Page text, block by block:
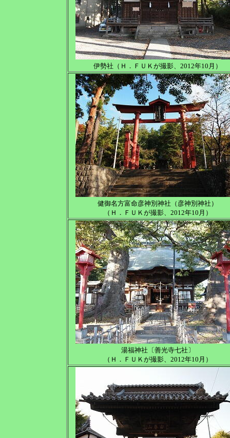
伊勢社（Ｈ．ＦＵＫが撮影、2012年10月）
健御名方富命彦神別神社（彦神別神社）
（Ｈ．ＦＵＫが撮影、2012年10月）
湯福神社〔善光寺七社〕
（Ｈ．ＦＵＫが撮影、2012年10月）